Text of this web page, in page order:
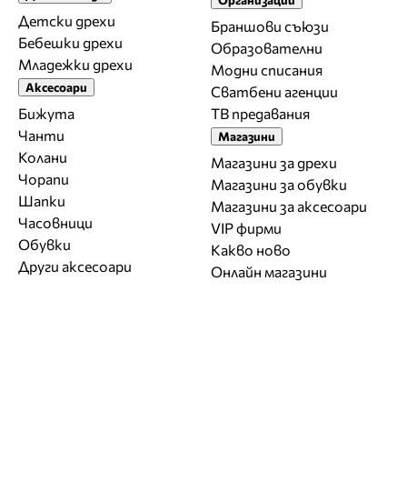
Детски дрехи
Бебешки дрехи
Младежки дрехи
Аксесоари
Бижута
Чанти
Колани
Чорапи
Шапки
Часовници
Обувки
Други аксесоари
Браншови съюзи
Образователни
Модни списания
Сватбени агенции
ТВ предавания
Магазини
Магазини за дрехи
Магазини за обувки
Магазини за aксесоари
VIP фирми
Какво ново
Онлайн магазини